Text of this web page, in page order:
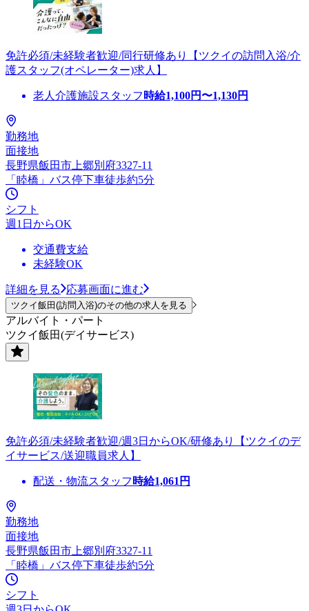
免許必須/未経験者歓迎/同行研修あり【ツクイの訪問入浴/介
護スタッフ(オペレーター)求人】
老人介護施設スタッフ 時給1,100円〜1,130円
勤務地
面接地
長野県飯田市上郷別府3327-11
「睦橋」バス停下車徒歩約5分
シフト
週1日からOK
交通費支給
未経験OK
詳細を見る 応募画面に進む
ツクイ飯田(訪問入浴)のその他の求人を見る
アルバイト・パート
ツクイ飯田(デイサービス)
免許必須/未経験者歓迎/週3日からOK/研修あり【ツクイのデ
イサービス/送迎職員求人】
配送・物流スタッフ 時給1,061 円
勤務地
面接地
長野県飯田市上郷別府3327-11
「睦橋」バス停下車徒歩約5分
シフト